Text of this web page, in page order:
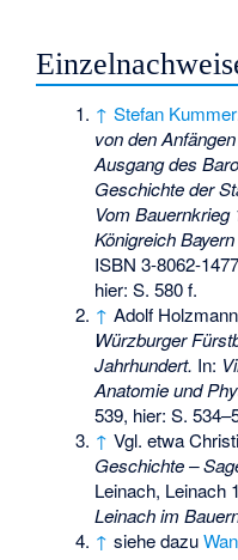
↑ Stefan Kummer
von den
Ausgang des
Geschichte der
Vom
Königreich
ISBN 3-8062-
hier: S. 580 f.
↑ Adolf
Würzburger
Jahrhundert. In:
Anatomie und
539, hier: S.
↑ Vgl. etwa
Geschichte –
Leinach, Leinach
Leinach im
↑ siehe dazu